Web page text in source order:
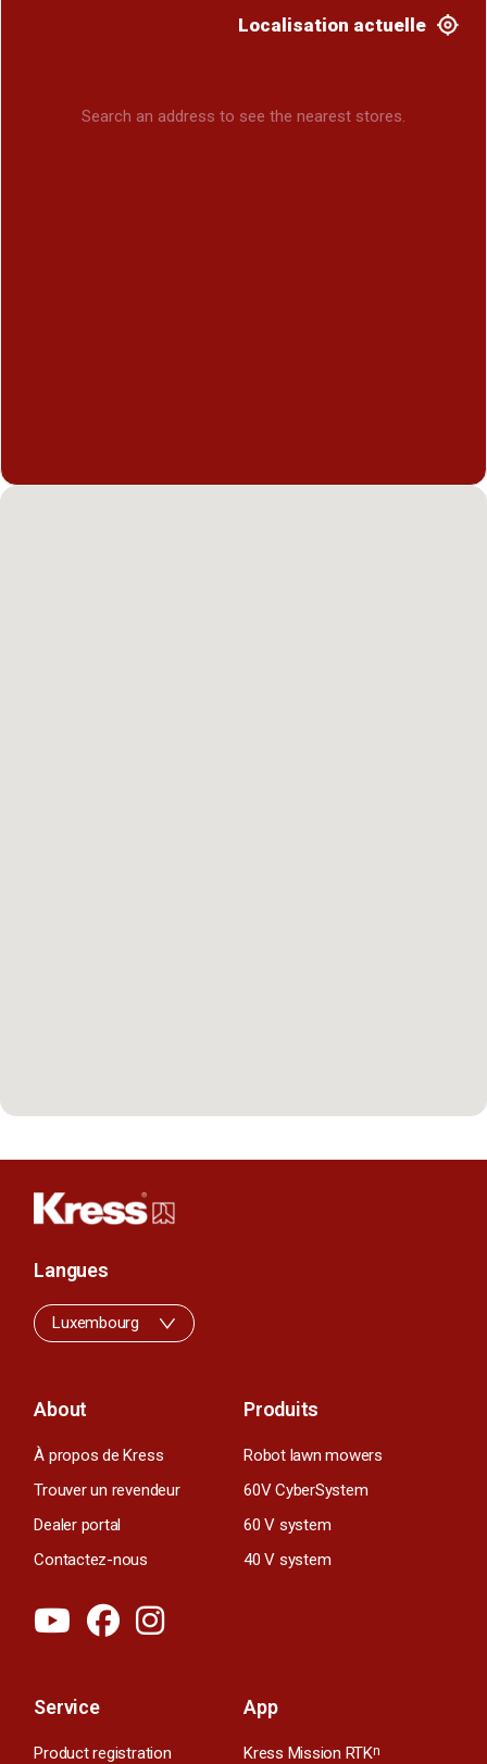
Localisation actuelle
Search an address to see the nearest stores.
About
À propos de Kress
Trouver un revendeur
Dealer portal
Contactez-nous
Produits
Robot lawn mowers
60V CyberSystem
60 V system
40 V system
Service
Product registration
App
Kress Mission RTKn
Langues
Luxembourg